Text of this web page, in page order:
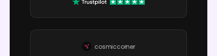
cosmiccorner